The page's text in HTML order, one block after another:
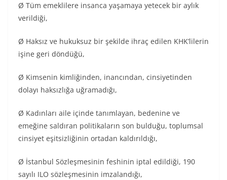
Ø Tüm emeklilere insanca yaşamaya yetecek bir aylık
verildiği,
Ø Haksız ve hukuksuz bir şekilde ihraç edilen KHK’lilerin
işine geri döndüğü,
Ø Kimsenin kimliğinden, inancından, cinsiyetinden
dolayı haksızlığa uğramadığı,
Ø Kadınları aile içinde tanımlayan, bedenine ve
emeğine saldıran politikaların son bulduğu, toplumsal
cinsiyet eşitsizliğinin ortadan kaldırıldığı,
Ø İstanbul Sözleşmesinin feshinin iptal edildiği, 190
sayılı ILO sözleşmesinin imzalandığı,